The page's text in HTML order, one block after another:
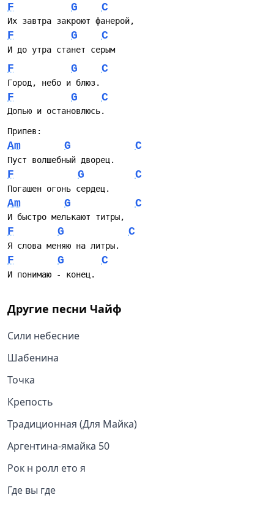
F G C
Их завтра закроют фанерой,
F G C
И до утра станет серым
F G C
Город, небо и блюз.
F G C
Допью и остановлюсь.
Припев:
Am G C
Пуст волшебный дворец.
F G C
Погашен огонь сердец.
Am G C
И быстро мелькают титры,
F G C
Я слова меняю на литры.
F G C
И понимаю - конец.
Другие песни Чайф
Сили небесние
Шабенина
Точка
Крепость
Традиционная (Для Майка)
Аргентина-ямайка 50
Рок н ролл ето я
Где вы где